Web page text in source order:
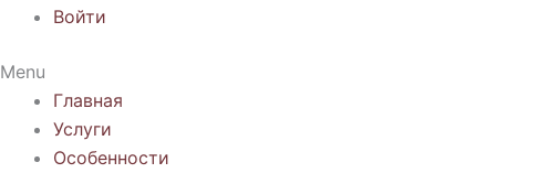
Войти
Menu
Главная
Услуги
Особенности